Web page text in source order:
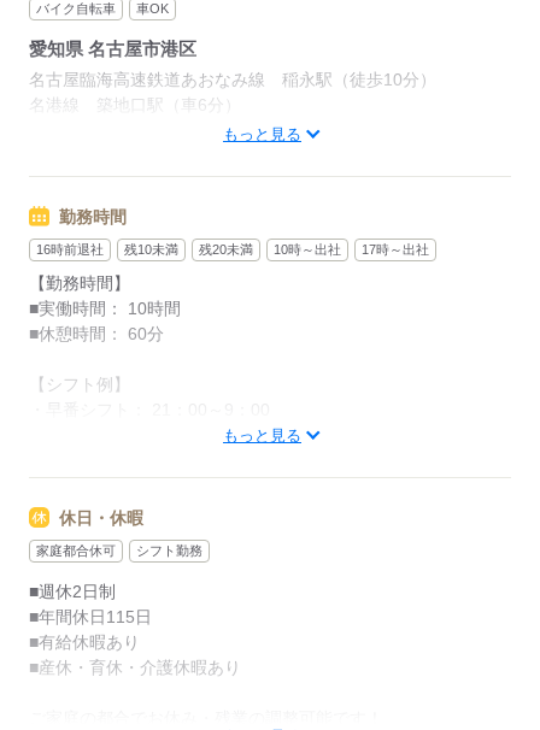
【その他手当など】
■深夜・残業手当あり
■入社祝い金10万円支給（規定あり）
■交通費規定内支給
フォークリフトなど）
（運行管理・衛生管理・ITパスポートなど）
■慶弔金（結婚・出産祝い金など）
■交通費規定内支給
（※1.8km以上で距離に応じて支給）
■車・バイク通勤可
応募する
バイク自転車 車OK
愛知県 名古屋市港区
名古屋臨海高速鉄道あおなみ線 稲永駅（徒歩10分）
名港線 築地口駅（車6分）
名港線 名古屋港駅（車8分）もっと見る
勤務時間
16時前退社 残10未満 残20未満 10時～出社 17時～出社
【勤務時間】
■実働時間： 10時間
■休憩時間： 60分
【シフト例】
・中番シフト： 3：30～13：30
などなど…
配送体制はは24時間なので、上記以外にも
コースに応じて色んな開始時間・終了時間が
あります。
働きたいシフトは柔軟に対応可能ですので、
面接時にご相談ください！
もっと見る
休日・休暇
家庭都合休可 シフト勤務
■週休2日制
■年間休日115日
■有給休暇あり
■産休・育休・介護休暇あり